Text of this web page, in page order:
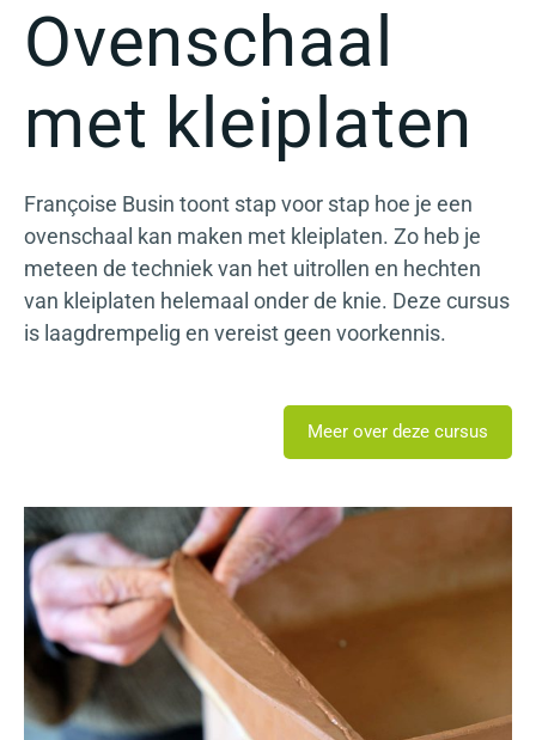
Ovenschaal
met kleiplaten
Françoise Busin toont stap voor stap hoe je een
ovenschaal kan maken met kleiplaten. Zo heb je
meteen de techniek van het uitrollen en hechten
van kleiplaten helemaal onder de knie. Deze cursus
is laagdrempelig en vereist geen voorkennis.
Meer over deze cursus